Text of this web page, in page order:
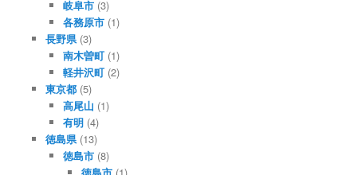
岐阜市 (3)
各務原市 (1)
長野県(3)
南木曽町 (1)
軽井沢町 (2)
東京都(5)
高尾山 (1)
有明 (4)
徳島県(13)
徳島市 (8)
徳島市(1)